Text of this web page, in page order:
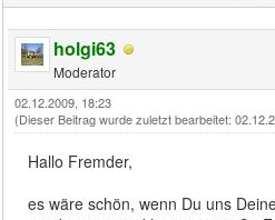
holgi63
Moderator
02.12.2009, 18:23
(Dieser Beitrag wurde zuletzt bearbeitet:
Hallo Fremder,
es wäre schön, wenn Du uns